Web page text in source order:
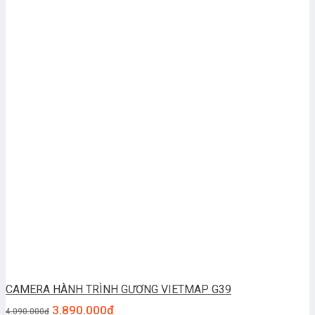
CAMERA HÀNH TRÌNH GƯƠNG VIETMAP G39
4.090.000₫ 3.890.000₫